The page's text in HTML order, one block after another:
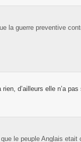
la guerre preventive
d’ailleurs elle n’a
le peuple Anglais etait